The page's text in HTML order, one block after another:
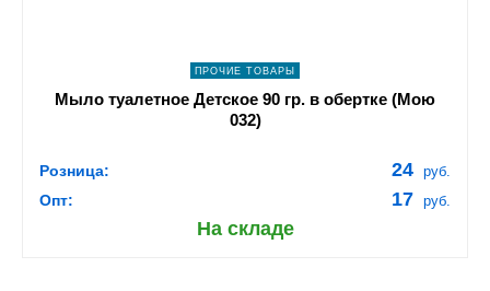
ПРОЧИЕ ТОВАРЫ
Мыло туалетное Детское 90 гр. в обертке (Мою
032)
Розница: 24 руб.
Опт: 17 руб.
На складе